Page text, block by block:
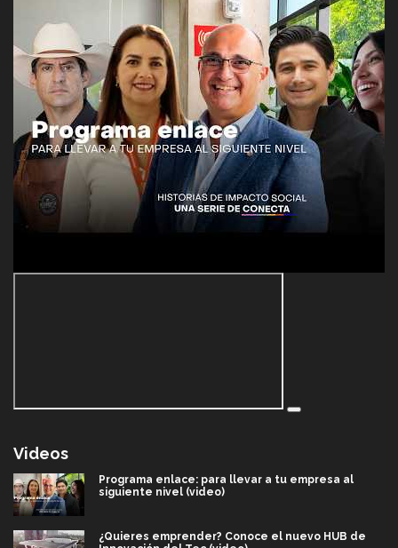
Videos
Programa enlace: para llevar a tu empresa al
siguiente nivel (video)
¿Quieres emprender? Conoce el nuevo HUB de